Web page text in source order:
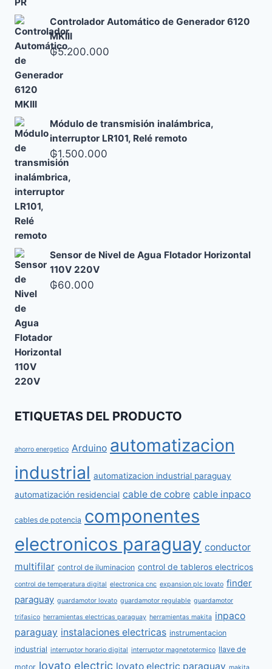
Controlador Automático de Generador 6120
MKIII
₲5.200.000
Módulo de transmisión inalámbrica,
interruptor LR101, Relé remoto
₲1.500.000
Sensor de Nivel de Agua Flotador Horizontal
110V 220V
₲60.000
ETIQUETAS DEL PRODUCTO
ahorro energetico Arduino automatizacion
industrial automatizacion industrial paraguay
automatización residencial cable de cobre cable inpaco
cables de potencia componentes
electronicos paraguay conductor
multifilar control de iluminacion control de tableros electricos
control de temperatura digital electronica cnc expansion plc lovato finder
paraguay guardamotor lovato guardamotor regulable guardamotor
trifasico herramientas electricas paraguay herramientas makita inpaco
paraguay instalaciones electricas instrumentacion
industrial interruptor horario digital interruptor magnetotermico llave de
motor lovato electric lovato electric paraguay makita